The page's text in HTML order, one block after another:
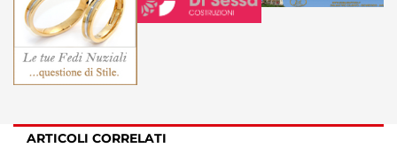
ARTICOLI CORRELATI